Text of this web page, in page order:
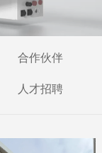
合作伙伴
人才招聘